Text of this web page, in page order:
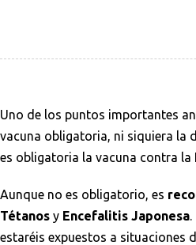
Uno de los puntos importantes
vacuna obligatoria, ni siquiera la
es obligatoria la vacuna contra la
Aunque no es obligatorio, es
Tétanos y Encefalitis Japonesa
estaréis expuestos a situaciones